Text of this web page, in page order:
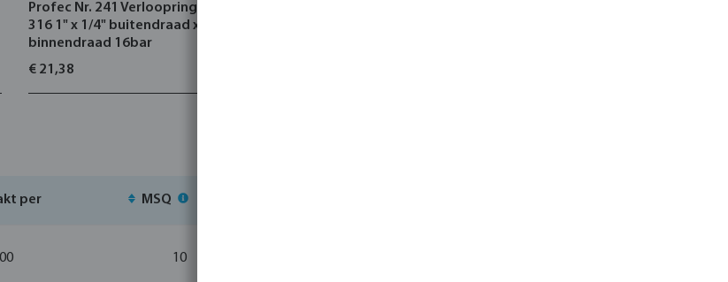
Profec Nr. 241 Verloopring RVS
316 1" x 1/4" buitendraad x
binnendraad 16bar
€ 21,38
per MSQ
10